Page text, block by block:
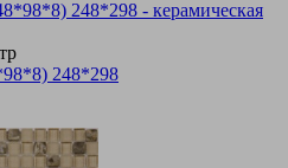
248*298